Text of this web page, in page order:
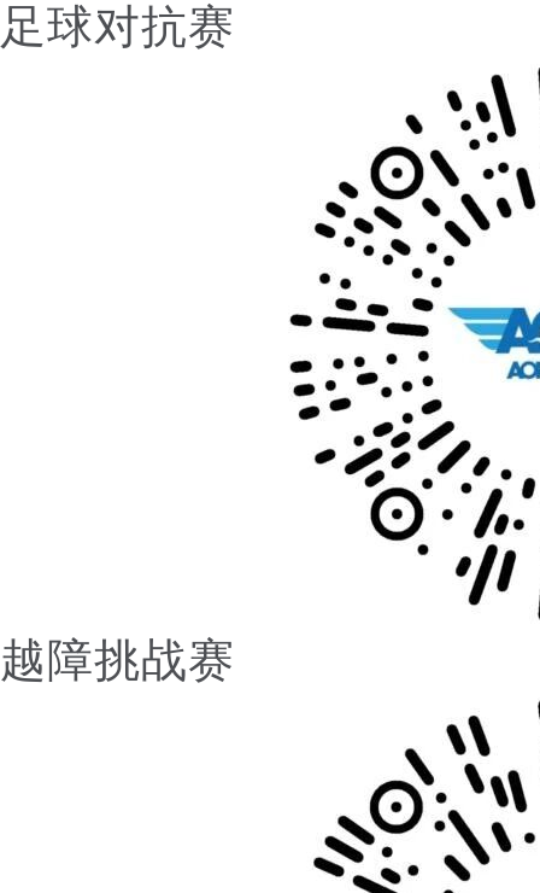
足球对抗赛
越障挑战赛